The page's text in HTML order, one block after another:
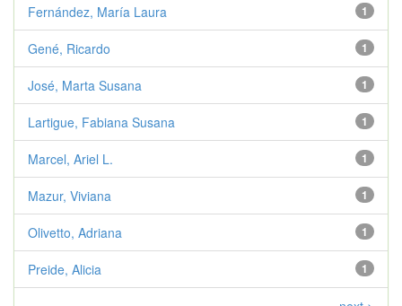
1
Fernández, María Laura
1
Gené, Ricardo
1
José, Marta Susana
1
Lartigue, Fabiana Susana
1
Marcel, Ariel L.
1
Mazur, Viviana
1
Olivetto, Adriana
1
Preide, Alicia